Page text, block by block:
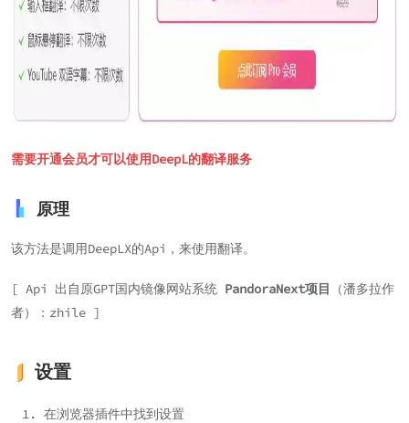
需要开通会员才可以使用DeepL的翻译服务
原理
该方法是调用DeepLX的Api，来使用翻译。
[ Api 出自原GPT国内镜像网站系统 PandoraNext项目
（潘多拉作
者）：zhile ]
设置
在浏览器插件中找到设置